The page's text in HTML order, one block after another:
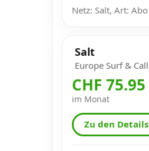
Netz: Salt, Art: Abo
Salt
Europe Surf & Call
CHF 75.95
im Monat
Zu den Details